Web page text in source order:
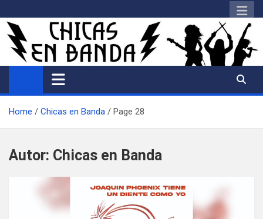
al
contenido
Home Chicas en Banda Page 28
Autor: Chicas en Banda